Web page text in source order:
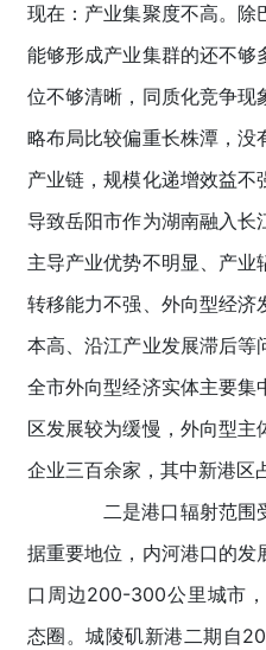
现在：产业集聚度不高。除
能够形成产业集群的还不够
位不够清晰，同质化竞争现
略布局比较偏重长株潭，没
产业链，规模化递增效益不
导致岳阳市作为湖南融入长
主导产业优势不明显、产业
转移能力不强、外向型经济
本高、沿江产业发展滞后等
全市外向型经济实体主要集
区发展较为缓慢，外向型主
企业三百余家，其中新港区
二是港口辐射范围
据重要地位，内河港口的发
口周边200-300公里城市
态圈。城陵矶新港二期自